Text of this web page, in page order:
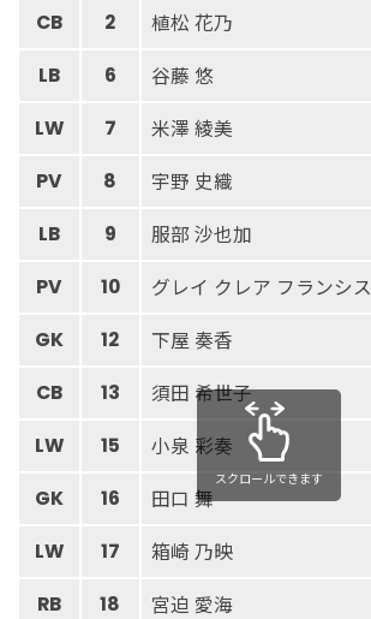
CB 2 植松 花乃
LB 6 谷藤 悠
LW 7 米澤 綾美
PV 8 宇野 史織
LB 9 服部 沙也加
PV 10 グレイ クレア フランシス
GK 12 下屋 奏香
CB 13 須田 希世子
LW 15 小泉 彩奏
GK 16 田口 舞
LW 17 箱崎 乃映
RB 18 宮迫 愛海
スクロールできます